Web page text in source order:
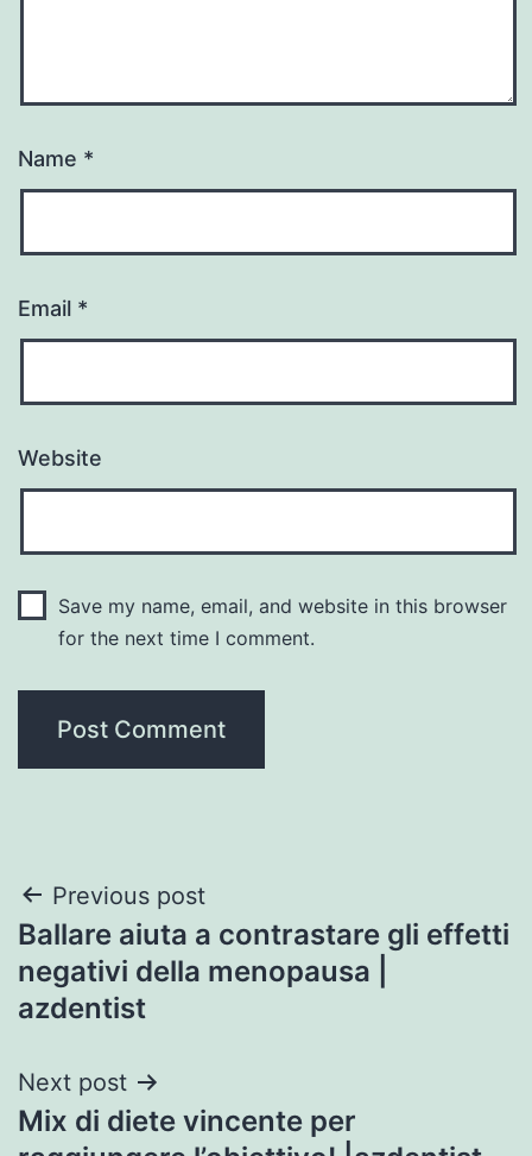
Name *
Email *
Website
Save my name, email, and website in this browser
for the next time I comment.
Post
navigation
Previous post
Ballare aiuta a contrastare gli effetti
negativi della menopausa |
azdentist
Next post
Mix di diete vincente per